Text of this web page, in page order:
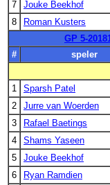
7
Jouke Beekhof
8
Roman Kusters
GP 5-
#
speler
1
Sparsh Patel
2
Jurre van Woerden
3
Rafael Baetings
4
Shams Yaseen
5
Jouke Beekhof
6
Ryan Ramdien